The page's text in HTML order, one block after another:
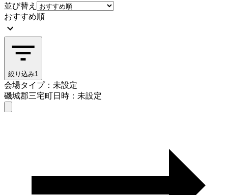
並び替え
おすすめ順
絞り込み1
会場タイプ：未設定
磯城郡三宅町日時：未設定